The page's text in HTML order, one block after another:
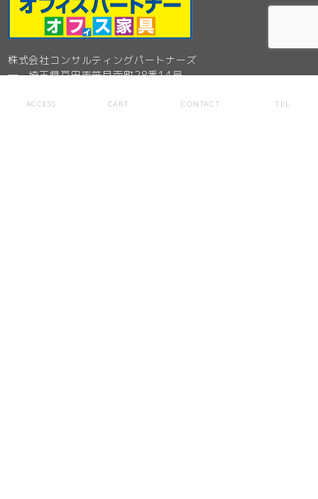
株式会社コンサルティングパートナーズ
─ 埼玉県戸田市笹目南町28番14号
ACCESS CART CONTACT TEL